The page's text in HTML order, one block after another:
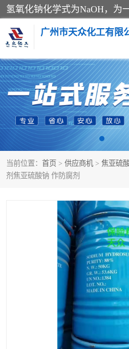
广州市天众化工有限
当前位置： 首页 > 供应商机 > 焦亚硫
剂焦亚硫酸钠 作防腐剂
亚硝酸钠
纯碱
草酸
聚合氯化铝